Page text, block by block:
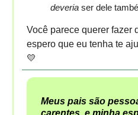
deveriaser dele
Você parece querer fazer
espero que eu tenha te
💛
Meus pais são